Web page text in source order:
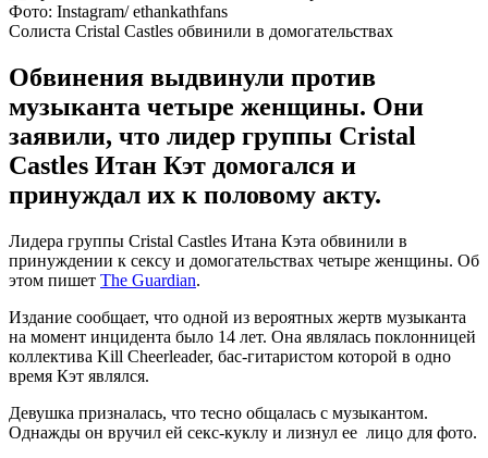
Фото: Instagram/ ethankathfans
Солиста Cristal Castles обвинили в домогательствах
Обвинения выдвинули против
музыканта четыре женщины. Они
заявили, что лидер группы Cristal
Castles Итан Кэт домогался и
принуждал их к половому акту.
Лидера группы Cristal Castles Итана Кэта обвинили в
принуждении к сексу и домогательствах четыре женщины. Об
этом пишет The Guardian.
Издание сообщает, что одной из вероятных жертв музыканта
на момент инцидента было 14 лет. Она являлась поклонницей
коллектива Kill Cheerleader, бас-гитаристом которой в одно
время Кэт являлся.
Девушка призналась, что тесно общалась с музыкантом.
Однажды он вручил ей секс-куклу и лизнул ее лицо для фото.